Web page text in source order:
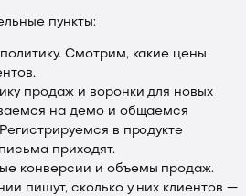
пункты:
Смотрим, какие цены
продаж и воронки для новых
на демо и общаемся
в продукте
приходят.
конверсии и объемы продаж.
пишут, сколько у них клиентов —